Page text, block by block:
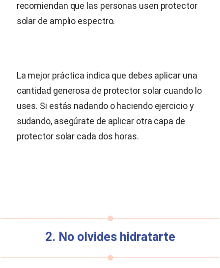
recomiendan que las personas usen protector
solar de amplio espectro.
La mejor práctica indica que debes aplicar una
cantidad generosa de protector solar cuando lo
uses. Si estás nadando o haciendo ejercicio y
sudando, asegúrate de aplicar otra capa de
protector solar cada dos horas.
2. No olvides hidratarte